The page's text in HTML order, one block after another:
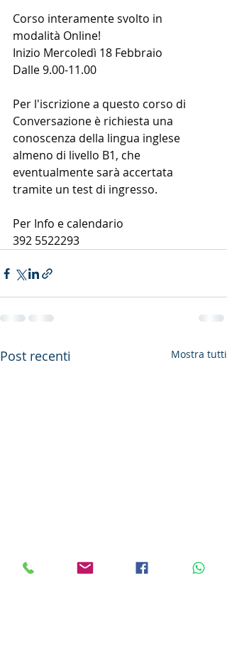
Corso interamente svolto in
modalità Online!
Inizio Mercoledì 18 Febbraio
Dalle 9.00-11.00
Per l'iscrizione a questo corso di
Conversazione è richiesta una
conoscenza della lingua inglese
almeno di livello B1, che
eventualmente sarà accertata
tramite un test di ingresso.
Per Info e calendario
392 5522293
Post recenti Mostra tutti